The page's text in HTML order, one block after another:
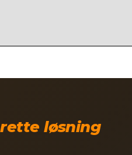
rette løsning